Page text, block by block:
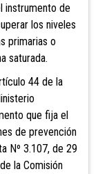
instrumento de
los niveles
primarias o
saturada.
44 de la
que fija el
de prevención
Nº 3.107, de 29
la Comisión